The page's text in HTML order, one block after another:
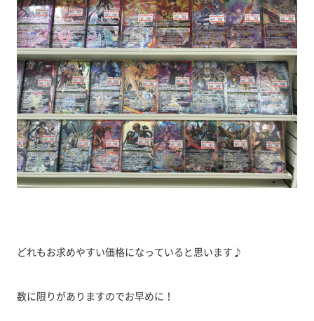
どれもお求めやすい価格になっていると思います♪
数に限りがありますのでお早めに！